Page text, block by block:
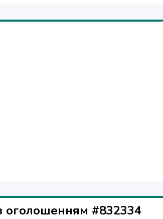
оголошенням #832334